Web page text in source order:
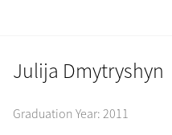
Julija Dmytryshyn
Graduation Year:2011